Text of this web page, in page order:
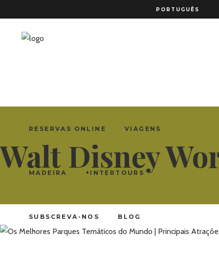
PORTUGUÊS
RESERVAS ONLINE VIAGENS
MADEIRA +INTERTOURS
SUBSCREVA-NOS BLOG
Walt Disney